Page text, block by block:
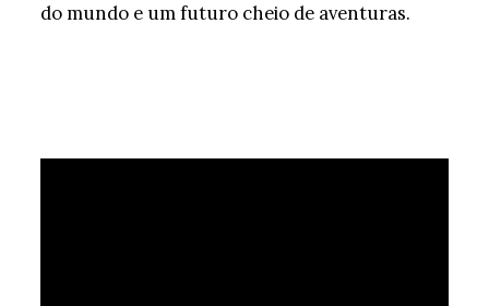
do mundo e um futuro cheio de aventuras.